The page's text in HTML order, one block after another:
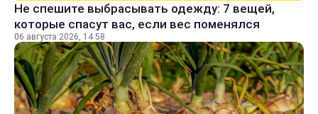
Не спешите выбрасывать одежду: 7 вещей,
которые спасут вас, если вес поменялся
06 августа 2026, 14:58